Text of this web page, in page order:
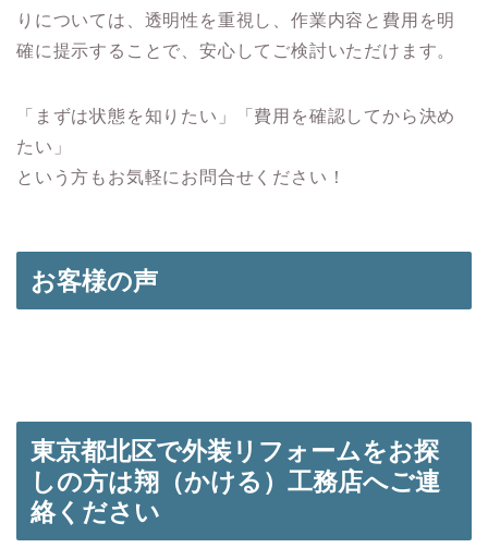
りについては、透明性を重視し、作業内容と費用を明
確に提示することで、安心してご検討いただけます。
「まずは状態を知りたい」「費用を確認してから決め
たい」
という方もお気軽にお問合せください！
お客様の声
東京都北区で外装リフォームをお探
しの方は翔（かける）工務店へご連
絡ください